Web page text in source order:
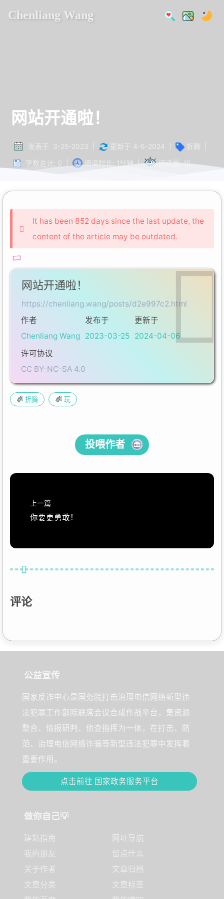
Chenliang Wang
网站开通啦！
发表于 3-25-2023 更新于 4-6-2024 折腾
字数总计: 0 阅读时长: 1分钟 | 阅读量: 15
It has been 852 days since the last update, the
content of the article may be outdated.
网站开通啦！
https://chenliang.wang/posts/d2e997c2.html
作者
Chenliang Wang
发布于
2023-03-25
更新于
2024-04-06
许可协议
CC BY-NC-SA 4.0
折腾 玩
投喂作者
上一篇
你要更勇敢！
评论
公益宣传
国家反诈中心是国务院打击治理电信网络新型违
法犯罪工作部际联席会议合成作战平台，集资源
整合、情报研判、侦查指挥为一体，在打击、防
范、治理电信网络诈骗等新型违法犯罪中发挥着
重要作用。
点击前往 国家政务服务平台
做你自己💡
建站指南
网址导航
我的朋友
留点什么
关于作者
文章归档
文章分类
文章标签